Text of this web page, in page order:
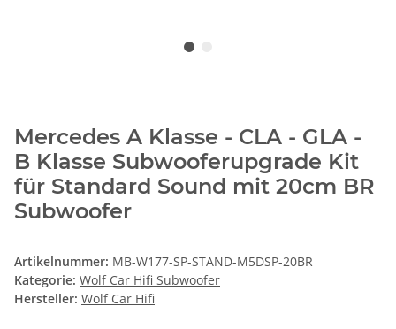
Mercedes A Klasse - CLA - GLA -
B Klasse Subwooferupgrade Kit
für Standard Sound mit 20cm BR
Subwoofer
Artikelnummer: MB-W177-SP-STAND-M5DSP-20BR
Kategorie: Wolf Car Hifi Subwoofer
Hersteller: Wolf Car Hifi